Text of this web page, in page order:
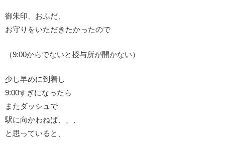
御朱印、おふだ、
お守りをいただきたかったので
（9:00からでないと授与所が開かない）
少し早めに到着し
9:00すぎになったら
またダッシュで
駅に向かわねば、、、
と思っていると、